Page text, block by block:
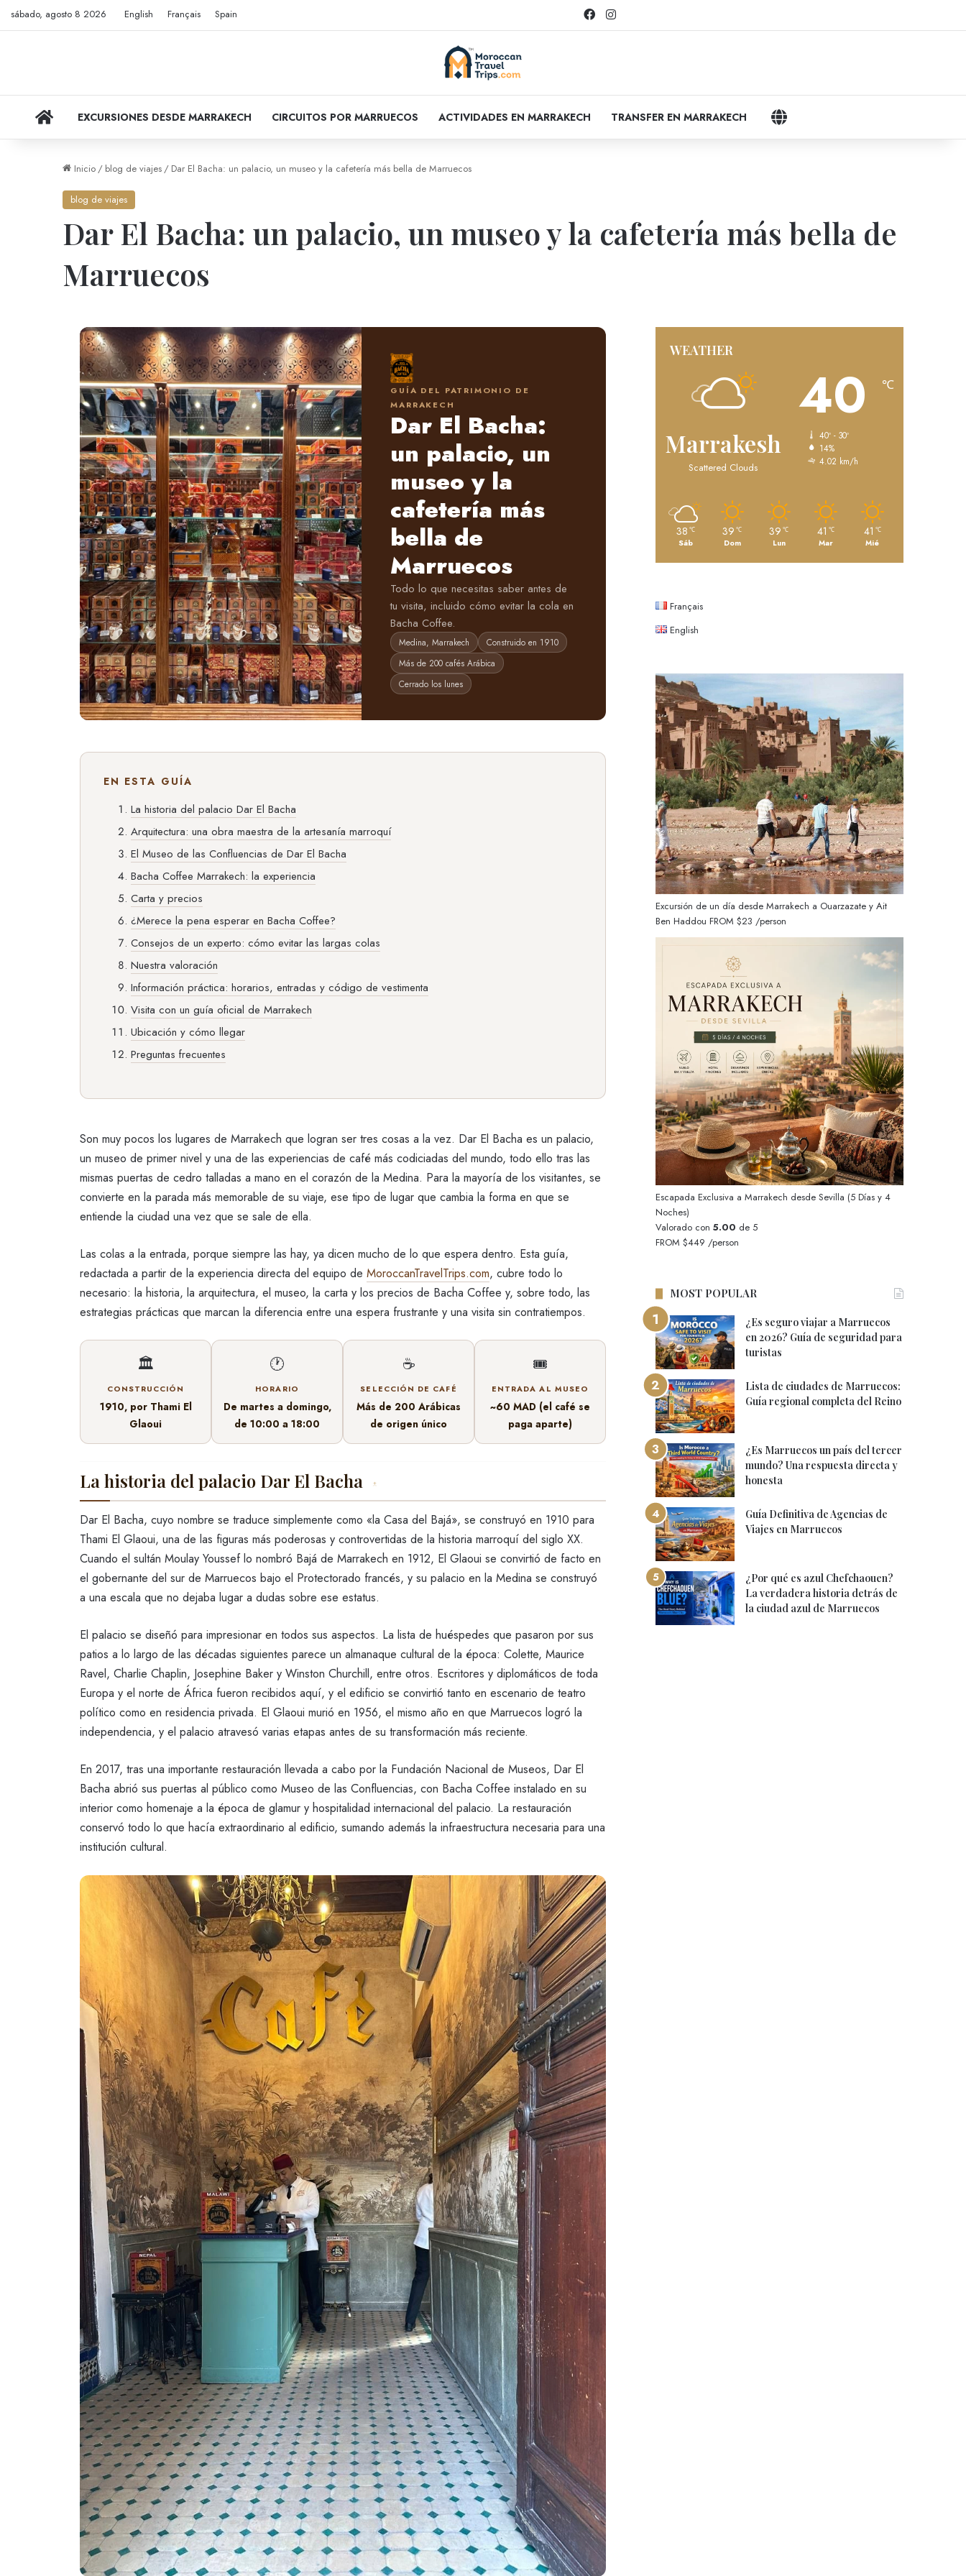
sábado, agosto 8 2026 English Français Spain FacebookInstagram
VIAJES POR MARRUECOS
EXCURSIONES DESDE MARRAKECH CIRCUITOS POR MARRUECOS ACTIVIDADES EN MARRAKECH TRANSFER EN MARRAKECH LANGUAGES
Inicio / blog de viajes / Dar El Bacha: un palacio, un museo y la cafetería más bella de Marruecos
blog de viajes
Dar El Bacha: un palacio, un museo y la cafetería más bella de
Marruecos
GUÍA DEL PATRIMONIO DE
MARRAKECH
Dar El Bacha:
un palacio, un
museo y la
cafetería más
bella de
Marruecos
Todo lo que necesitas saber antes de
tu visita, incluido cómo evitar la cola en
Bacha Coffee.
Medina, Marrakech
Construido en 1910
Más de 200 cafés Arábica
Cerrado los lunes
EN ESTA GUÍA
La historia del palacio Dar El Bacha
Arquitectura: una obra maestra de la artesanía marroquí
El Museo de las Confluencias de Dar El Bacha
Bacha Coffee Marrakech: la experiencia
Carta y precios
¿Merece la pena esperar en Bacha Coffee?
Consejos de un experto: cómo evitar las largas colas
Nuestra valoración
Información práctica: horarios, entradas y código de vestimenta
Visita con un guía oficial de Marrakech
Ubicación y cómo llegar
Preguntas frecuentes
Son muy pocos los lugares de Marrakech que logran ser tres cosas a la vez. Dar El Bacha es un palacio,
un museo de primer nivel y una de las experiencias de café más codiciadas del mundo, todo ello tras las
mismas puertas de cedro talladas a mano en el corazón de la Medina. Para la mayoría de los visitantes, se
convierte en la parada más memorable de su viaje, ese tipo de lugar que cambia la forma en que se
entiende la ciudad una vez que se sale de ella.
Las colas a la entrada, porque siempre las hay, ya dicen mucho de lo que espera dentro. Esta guía,
redactada a partir de la experiencia directa del equipo de MoroccanTravelTrips.com, cubre todo lo
necesario: la historia, la arquitectura, el museo, la carta y los precios de Bacha Coffee y, sobre todo, las
estrategias prácticas que marcan la diferencia entre una espera frustrante y una visita sin contratiempos.
🏛️
CONSTRUCCIÓN
1910, por Thami El
Glaoui
🕐
HORARIO
De martes a domingo,
de 10:00 a 18:00
☕
SELECCIÓN DE CAFÉ
Más de 200 Arábicas
de origen único
🎟️
ENTRADA AL MUSEO
~60 MAD (el café se
paga aparte)
La historia del palacio Dar El Bacha ↑
Dar El Bacha, cuyo nombre se traduce simplemente como «la Casa del Bajá», se construyó en 1910 para
Thami El Glaoui, una de las figuras más poderosas y controvertidas de la historia marroquí del siglo XX.
Cuando el sultán Moulay Youssef lo nombró Bajá de Marrakech en 1912, El Glaoui se convirtió de facto en
el gobernante del sur de Marruecos bajo el Protectorado francés, y su palacio en la Medina se construyó
a una escala que no dejaba lugar a dudas sobre ese estatus.
El palacio se diseñó para impresionar en todos sus aspectos. La lista de huéspedes que pasaron por sus
patios a lo largo de las décadas siguientes parece un almanaque cultural de la época: Colette, Maurice
Ravel, Charlie Chaplin, Josephine Baker y Winston Churchill, entre otros. Escritores y diplomáticos de toda
Europa y el norte de África fueron recibidos aquí, y el edificio se convirtió tanto en escenario de teatro
político como en residencia privada. El Glaoui murió en 1956, el mismo año en que Marruecos logró la
independencia, y el palacio atravesó varias etapas antes de su transformación más reciente.
En 2017, tras una importante restauración llevada a cabo por la Fundación Nacional de Museos, Dar El
Bacha abrió sus puertas al público como Museo de las Confluencias, con Bacha Coffee instalado en su
interior como homenaje a la época de glamur y hospitalidad internacional del palacio. La restauración
conservó todo lo que hacía extraordinario al edificio, sumando además la infraestructura necesaria para una
institución cultural.
WEATHER
Marrakesh
Scattered Clouds
40 ℃
40º - 30º
14%
4.02 km/h
38 ℃
Sáb
39 ℃
Dom
39 ℃
Lun
41 ℃
Mar
41 ℃
Mié
Français
English
Excursión de un día desde Marrakech a Ouarzazate y Ait
Ben Haddou FROM$23 /person
Escapada Exclusiva a Marrakech desde Sevilla (5 Días y 4
Noches)
Valorado con5.00 de 5
FROM$449 /person
MOST POPULAR
¿Es seguro viajar a Marruecos
en 2026? Guía de seguridad para
turistas
Lista de ciudades de Marruecos:
Guía regional completa del Reino
¿Es Marruecos un país del tercer
mundo? Una respuesta directa y
honesta
Guía Definitiva de Agencias de
Viajes en Marruecos
¿Por qué es azul Chefchaouen?
La verdadera historia detrás de
la ciudad azul de Marruecos